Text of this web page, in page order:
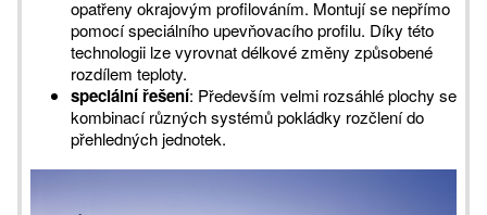
opatřeny okrajovým profilováním. Montují se nepřímo
pomocí speciálního upevňovacího profilu. Díky této
technologii lze vyrovnat délkové změny způsobené
rozdílem teploty.
speciální řešení: Především velmi rozsáhlé plochy se
kombinací různých systémů pokládky rozčlení do
přehledných jednotek.